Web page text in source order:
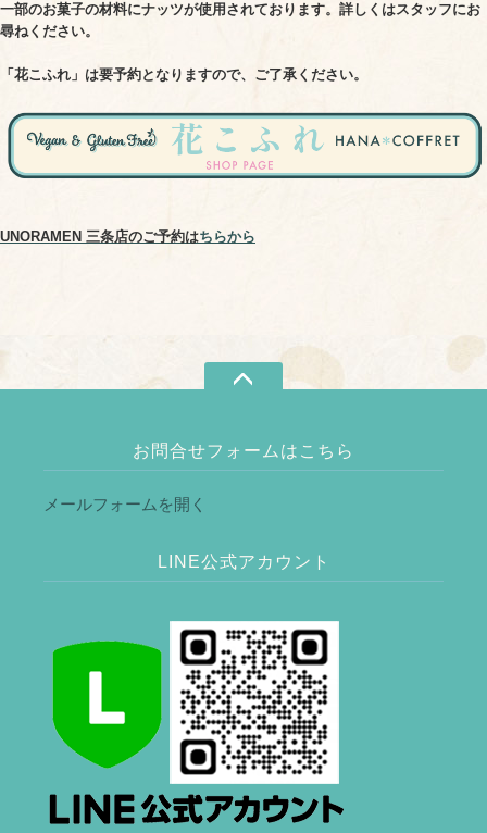
一部のお菓子の材料にナッツが使用されております。詳しくはスタッフにお
尋ねください。
「花こふれ」は要予約となりますので、ご了承ください。
UNORAMEN 三条店のご予約はちらから
お問合せフォームはこちら
メールフォームを開く
LINE公式アカウント